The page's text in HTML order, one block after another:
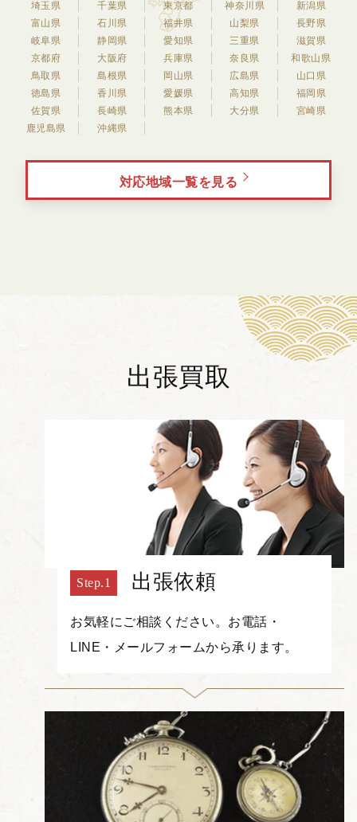
埼玉県
千葉県 東京都 神奈川県
新潟県
富山県
石川県 福井県 山梨県
長野県
岐阜県
静岡県 愛知県 三重県
滋賀県
京都府
大阪府 兵庫県 奈良県
和歌山県
鳥取県
島根県 岡山県 広島県
山口県
徳島県
香川県 愛媛県 高知県
福岡県
佐賀県
長崎県 熊本県 大分県
宮崎県
鹿児島県
沖縄県
対応地域一覧を見る
出張買取
出張依頼
お気軽にご相談ください。お電話・
LINE・メールフォームから承ります。